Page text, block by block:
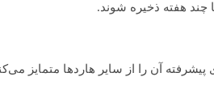
چند هفته ذخیره شوند.
آن را از سایر هاردها متمایز